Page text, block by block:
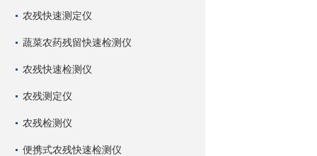
农残快速测定仪
蔬菜农药残留快速检测仪
农残快速检测仪
农残测定仪
农残检测仪
便携式农残快速检测仪